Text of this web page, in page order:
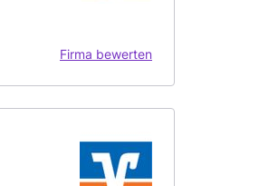
Firma bewerten